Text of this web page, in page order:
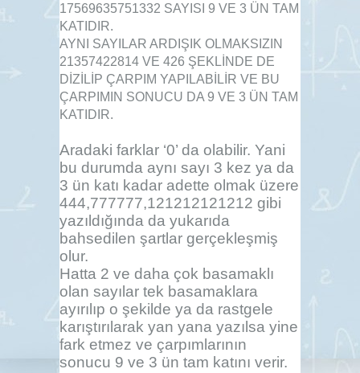
17569635751332 SAYISI 9 VE 3 ÜN TAM
KATIDIR.
AYNI SAYILAR ARDIŞIK OLMAKSIZIN
21357422814 VE 426 ŞEKLİNDE DE
DİZİLİP ÇARPIM YAPILABİLİR VE BU
ÇARPIMIN SONUCU DA 9 VE 3 ÜN TAM
KATIDIR.
Aradaki farklar ‘0’ da olabilir. Yani
bu durumda aynı sayı 3 kez ya da
3 ün katı kadar adette olmak üzere
444,777777,121212121212 gibi
yazıldığında da yukarıda
bahsedilen şartlar gerçekleşmiş
olur.
Hatta 2 ve daha çok basamaklı
olan sayılar tek basamaklara
ayırılıp o şekilde ya da rastgele
karıştırılarak yan yana yazılsa yine
fark etmez ve çarpımlarının
sonucu 9 ve 3 ün tam katını verir.